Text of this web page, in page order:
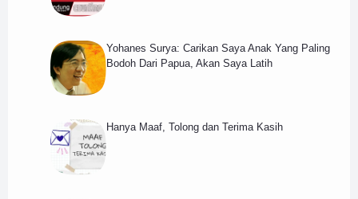
Yohanes Surya: Carikan Saya Anak Yang Paling
Bodoh Dari Papua, Akan Saya Latih
Hanya Maaf, Tolong dan Terima Kasih